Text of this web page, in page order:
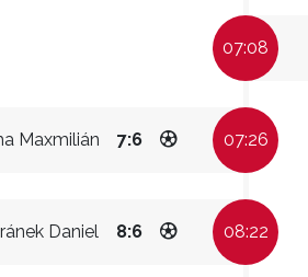
07:08
Maxmilián 7:6 07:26
Daniel 8:6 08:22